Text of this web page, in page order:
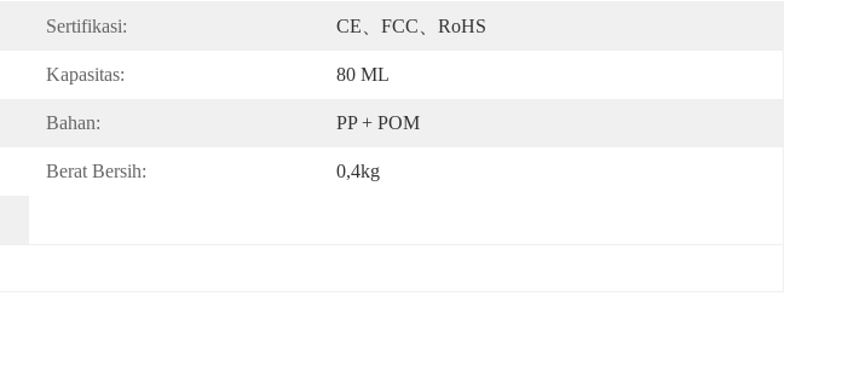
Sertifikasi: CE、FCC、RoHS
Kapasitas: 80 ML
Bahan: PP + POM
Berat Bersih: 0,4kg